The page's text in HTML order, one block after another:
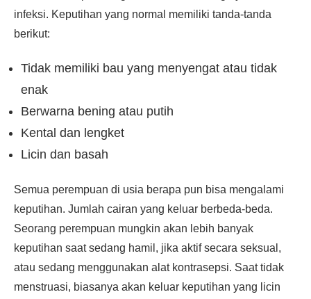
infeksi. Keputihan yang normal memiliki tanda-tanda
berikut:
Tidak memiliki bau yang menyengat atau tidak
enak
Berwarna bening atau putih
Kental dan lengket
Licin dan basah
Semua perempuan di usia berapa pun bisa mengalami
keputihan. Jumlah cairan yang keluar berbeda-beda.
Seorang perempuan mungkin akan lebih banyak
keputihan saat sedang hamil, jika aktif secara seksual,
atau sedang menggunakan alat kontrasepsi. Saat tidak
menstruasi, biasanya akan keluar keputihan yang licin